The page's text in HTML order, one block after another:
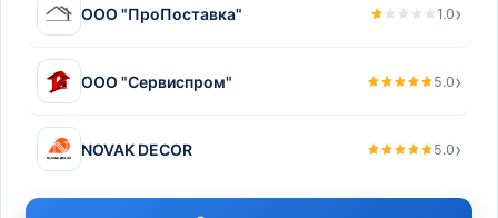
ООО "ПроПоставка" 1.0›
ООО "Сервиспром" 5.0›
NOVAK DECOR 5.0›